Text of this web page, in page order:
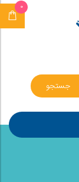
0
جستجو